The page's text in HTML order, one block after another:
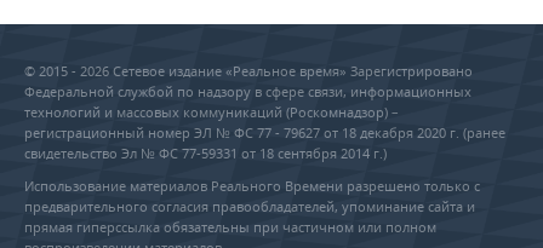
© 2015 - 2026 Сетевое издание «Реальное время» Зарегистрировано
Федеральной службой по надзору в сфере связи, информационных
технологий и массовых коммуникаций (Роскомнадзор) –
регистрационный номер ЭЛ № ФС 77 - 79627 от 18 декабря 2020 г. (ранее
свидетельство Эл № ФС 77-59331 от 18 сентября 2014 г.)
Использование материалов Реального Времени разрешено только с
предварительного согласия правообладателей, упоминание сайта и
прямая гиперссылка обязательны при частичном или полном